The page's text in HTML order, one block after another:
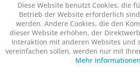
Diese Website benutzt Cookies, die
Betrieb der Website erforderlich
werden. Andere Cookies, die den
dieser Website erhöhen, der
Interaktion mit anderen Websites und
vereinfachen sollen, werden nur mit
Mehr Informationen